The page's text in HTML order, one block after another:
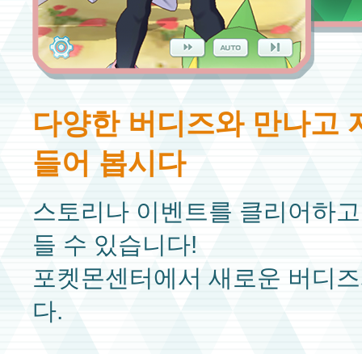
다양한 버디즈와 만나고
들어 봅시다
스토리나 이벤트를 클리어하
들 수 있습니다!
포켓몬센터에서 새로운 버디
다.